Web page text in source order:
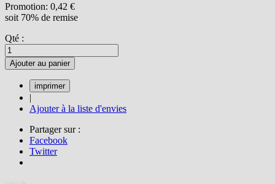
Promotion: 0,42 €
soit 70% de remise
Qté :
Ajouter au panier
|
Ajouter à la liste d'envies
Partager sur :
Facebook
Twitter